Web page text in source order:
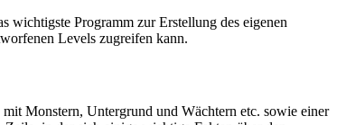
wichtigste Programm zur Erstellung des eigenen
Levels zugreifen kann.
Monstern, Untergrund und Wächtern etc. sowie einer